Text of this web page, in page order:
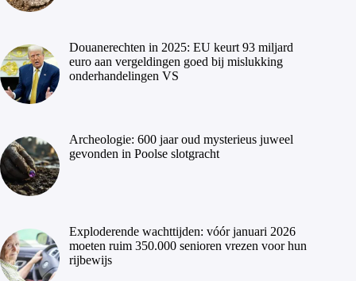
Douanerechten in 2025: EU keurt 93 miljard
euro aan vergeldingen goed bij mislukking
onderhandelingen VS
Archeologie: 600 jaar oud mysterieus juweel
gevonden in Poolse slotgracht
Exploderende wachttijden: vóór januari 2026
moeten ruim 350.000 senioren vrezen voor hun
rijbewijs